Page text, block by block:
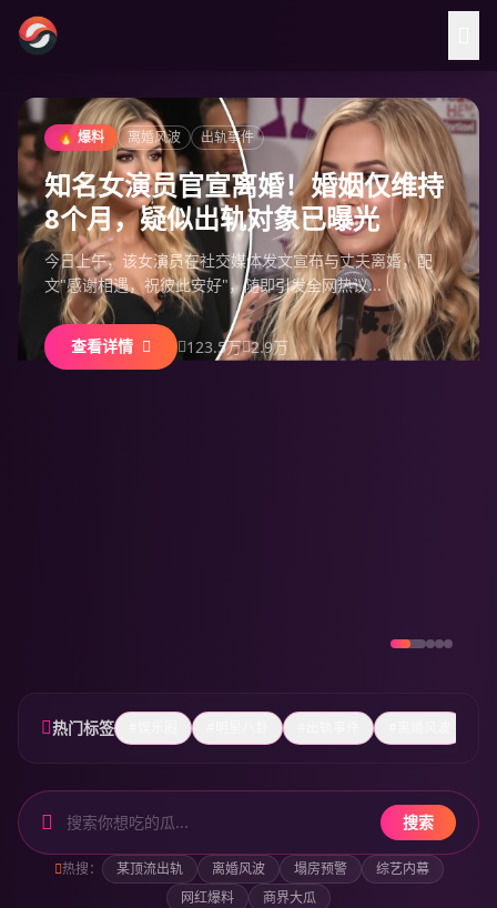
跳过导航
🔥 爆料 离婚风波 出轨事件
知名女演员官宣离婚！婚姻仅维持
8个月，疑似出轨对象已曝光
今日上午，该女演员在社交媒体发文宣布与丈夫离婚，配
文"感谢相遇，祝彼此安好"，随即引发全网热议...
查看详情 123.5万 2.9万
热门标签
搜索
热搜： 某顶流出轨 离婚风波 塌房预警
综艺内幕
网红爆料
商界大瓜